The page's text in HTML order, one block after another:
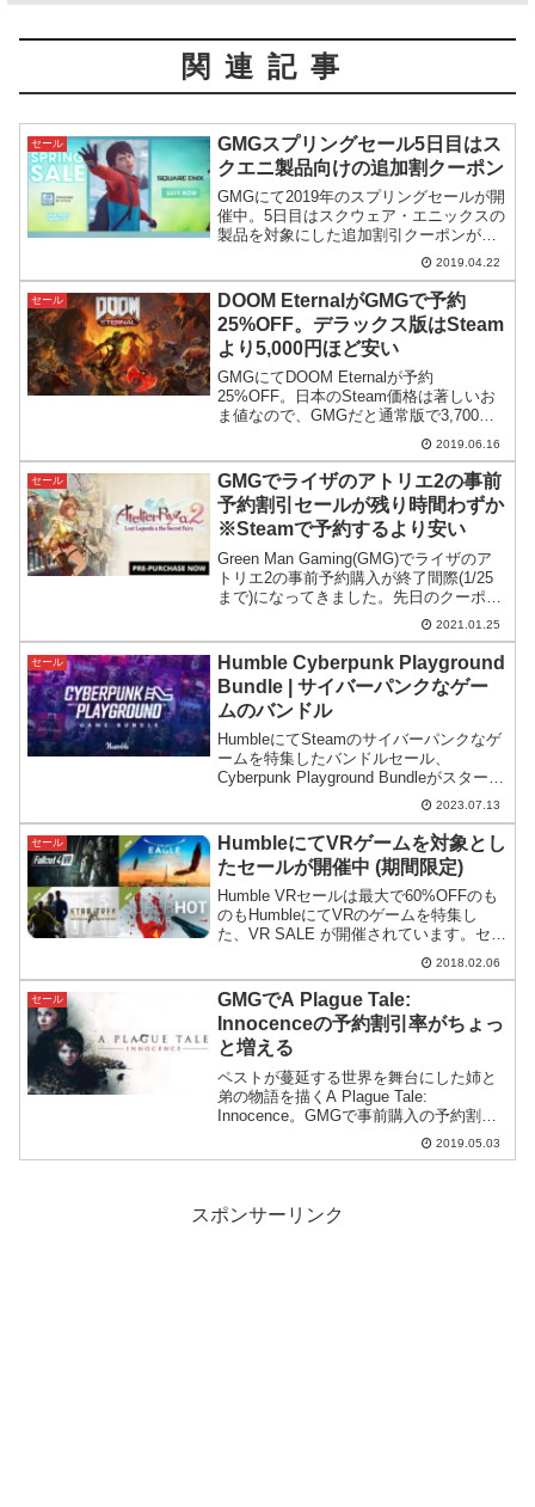
関連記事
セール
GMGスプリングセール5日目はス
クエニ製品向けの追加割クーポン
GMGにて2019年のスプリングセールが開
催中。5日目はスクウェア・エニックスの
製品を対象にした追加割引クーポンが発
2019.04.22
セール
DOOM EternalがGMGで予約
25%OFF。デラックス版はSteam
より5,000円ほど安い
GMGにてDOOM Eternalが予約
25%OFF。日本のSteam価格は著しいお
ま値なので、GMGだと通常版で3,700円
ほどデラックス版だと5,000円近く安いと
2019.06.16
セール
GMGでライザのアトリエ2の事前
予約割引セールが残り時間わずか
※Steamで予約するより安い
Green Man Gaming(GMG)でライザのア
トリエ2の事前予約購入が終了間際(1/25
まで)になってきました。先日のクーポン
発行で更に安く予約できるようになった
ライザ2のセールを再度確認してみます。
2021.01.25
セール
Humble Cyberpunk Playground
Bundle | サイバーパンクなゲー
ムのバンドル
HumbleにてSteamのサイバーパンクなゲ
ームを特集したバンドルセール、
Cyberpunk Playground Bundleがスター
ト。価格も抑えめで内容も良いバンドル
2023.07.13
セール
HumbleにてVRゲームを対象とし
たセールが開催中 (期間限定)
Humble VRセールは最大で60%OFFのも
のもHumbleにてVRのゲームを特集し
た、VR SALE が開催されています。セー
ルページはこちらHumble VR Sale期間は
2018年2月10日午前3時までとなっていま
す(詳細はHu...
2018.02.06
セール
GMGでA Plague Tale:
Innocenceの予約割引率がちょっ
と増える
ペストが蔓延する世界を舞台にした姉と
弟の物語を描くA Plague Tale:
Innocence。GMGで事前購入の予約割引
2019.05.03
スポンサーリンク